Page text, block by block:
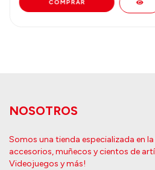
NOSOTROS
Somos una tienda especializada en
accesorios, muñecos y cientos de
Videojuegos y más!